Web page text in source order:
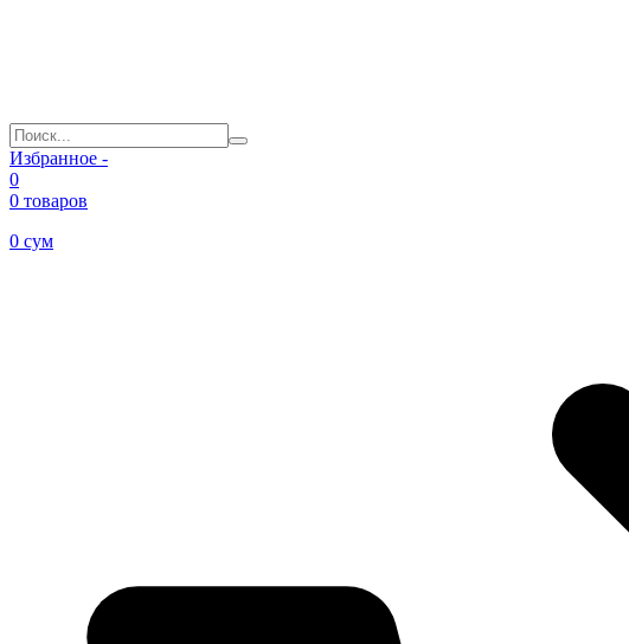
Избранное -
0
0 товаров
0 сум